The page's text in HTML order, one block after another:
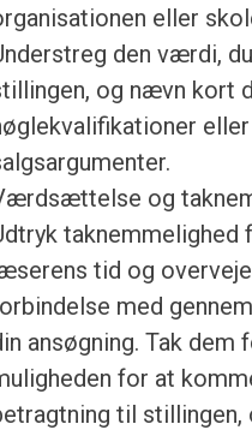
eller
den værdi,
og nævn kort
og
taknemmelighed
tid og
med
ansøgning. Tak dem
for at
til stillingen,